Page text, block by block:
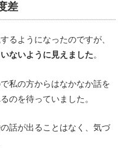
差
るようになったのですが、
ないように見えました。
私の方からはなかなか話を
のを待っていました。
話が出ることはなく、気づ